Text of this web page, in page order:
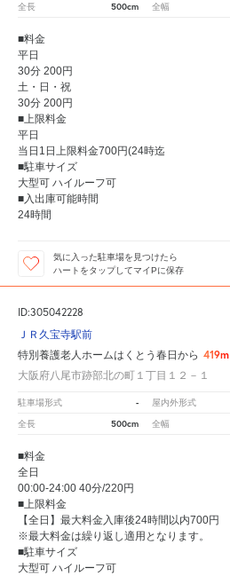
全長 500cm 全幅
■料金
平日
30分 200円
土・日・祝
30分 200円
■上限料金
平日
当日1日上限料金700円(24時迄
■駐車サイズ
大型可 ハイルーフ可
■入出庫可能時間
24時間
気に入った駐車場を見つけたら
ハートをタップしてマイPに保存
ID:305042228
ＪＲ久宝寺駅前
特別養護老人ホームはくとう春日から 419m
大阪府八尾市跡部北の町１丁目１２－１
駐車場形式 - 屋内外形式
全長 500cm 全幅
■料金
全日
00:00-24:00 40分/220円
■上限料金
【全日】最大料金入庫後24時間以内700円
※最大料金は繰り返し適用となります。
■駐車サイズ
大型可 ハイルーフ可